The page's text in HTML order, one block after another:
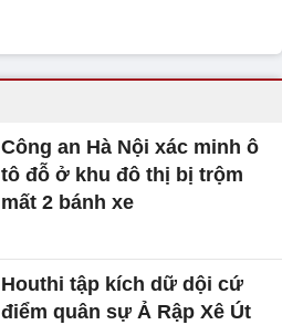
Công an Hà Nội xác minh ô
tô đỗ ở khu đô thị bị trộm
mất 2 bánh xe
Houthi tập kích dữ dội cứ
điểm quân sự Ả Rập Xê Út